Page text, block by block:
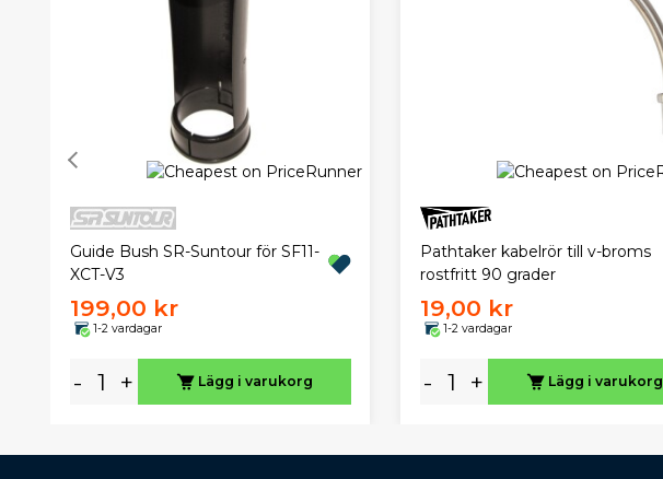
Guide Bush SR-Suntour för SF11-
XCT-V3
199,00 kr
1-2 vardagar
- + Lägg i varukorg
Pathtaker kabelrör till v-broms
rostfritt 90 grader
19,00 kr
1-2 vardagar
- + Lägg i varukorg